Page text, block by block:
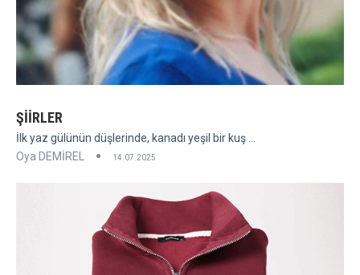
ŞİİRLER
İlk yaz gülünün düşlerinde, kanadı yeşil bir kuş ...
Oya DEMİREL
14.07.2025